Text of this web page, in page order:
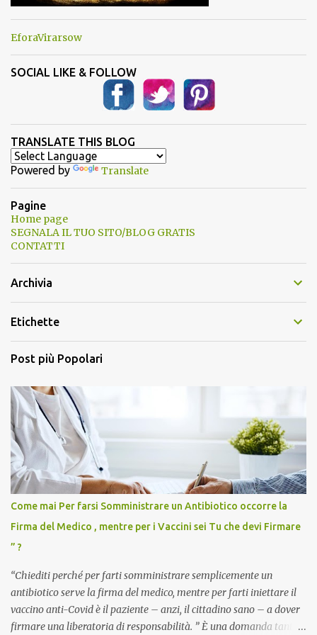
EforaVirarsow
SOCIAL LIKE & FOLLOW
TRANSLATE THIS BLOG
Powered by Translate
Pagine
Home page
SEGNALA IL TUO SITO/BLOG GRATIS
CONTATTI
Archivia
Etichette
Post più Popolari
Come mai Per farsi Somministrare un Antibiotico occorre la
Firma del Medico , mentre per i Vaccini sei Tu che devi Firmare
” ?
“Chiediti perché per farti somministrare semplicemente un
antibiotico serve la firma del medico, mentre per farti iniettare il
vaccino anti-Covid è il paziente – anzi, il cittadino sano – a dover
firmare una liberatoria di responsabilità. ” È una domanda tanto